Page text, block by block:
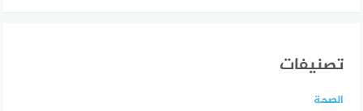
تصنيفات
الصحة